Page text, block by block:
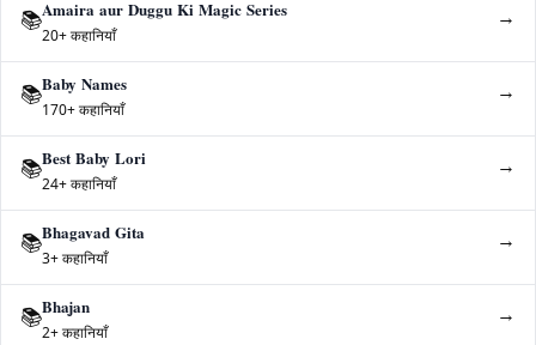
📚Amaira aur Duggu Ki Magic Series
20+ कहानियाँ
→
📚Baby Names
170+ कहानियाँ
→
📚Best Baby Lori
24+ कहानियाँ
→
📚Bhagavad Gita
3+ कहानियाँ
→
📚Bhajan
2+ कहानियाँ
→